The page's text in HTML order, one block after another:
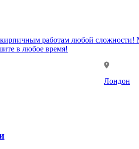
работам любой
в любое время!
Лондон